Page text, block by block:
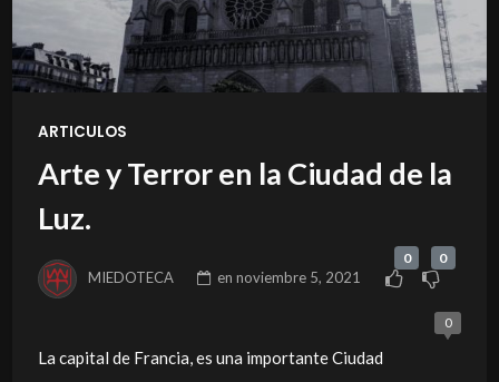
ARTICULOS
Arte y Terror en la Ciudad de la
Luz.
MIEDOTECA ennoviembre 5, 2021
0 0
0
La capital de Francia, es una importante Ciudad